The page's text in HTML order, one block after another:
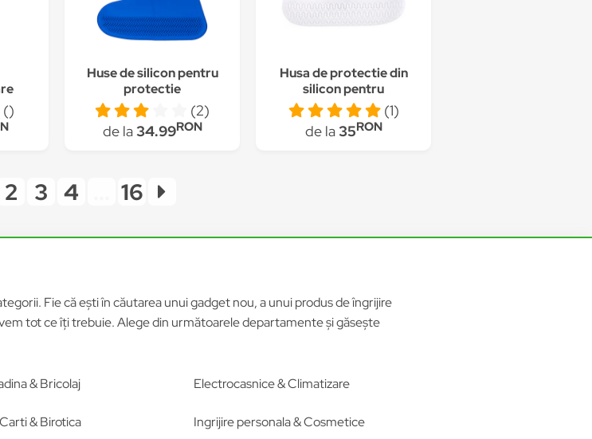
()
Huse de silicon pentru
protectie
incaltaminte, albastru,
marimea 35 - 41 (M)
(2)
de la34.99RON
Husa de protectie din
silicon pentru
incaltaminte,
SIRETILA®, Marime L
(40-44), Unisex
(1)
de la35RON
2 3 4 16
Fie că ești în căutarea unui gadget nou, a unui produs de îngrijire
tot ce îți trebuie. Alege din următoarele departamente și găsește
& Bricolaj Electrocasnice & Climatizare
& Birotica Ingrijire personala & Cosmetice